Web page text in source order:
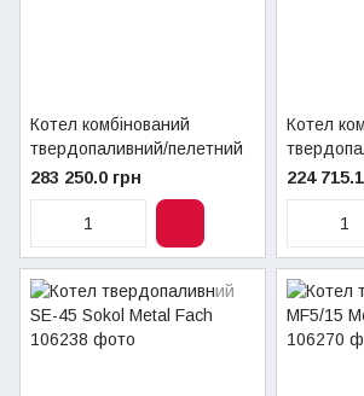
Котел комбінований
твердопаливний/пелетний
Metal-Fach SEG BIO-15
Platinum, лівий бункер
283 250.0 грн
Котел
Metal-
Platinum
224